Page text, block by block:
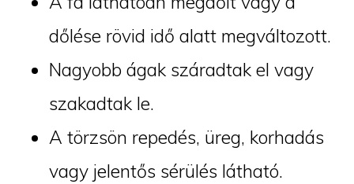
dőlése rövid idő alatt megváltozott.
Nagyobb ágak száradtak el vagy
szakadtak le.
A törzsön repedés, üreg, korhadás
vagy jelentős sérülés látható.